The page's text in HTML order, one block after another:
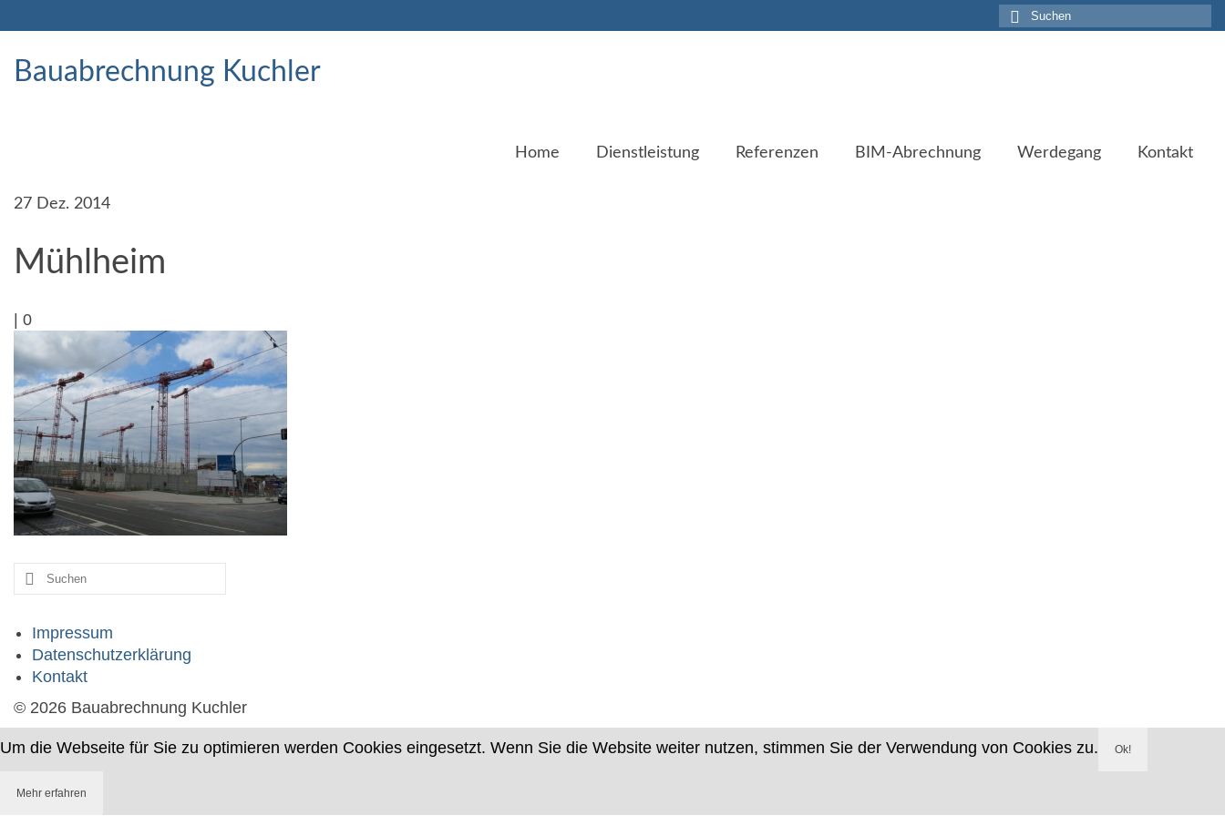
Suche
nach:
Bauabrechnung Kuchler
Home Dienstleistung Referenzen BIM-Abrechnung Werdegang Kontakt
27 Dez. 2014
Mühlheim
0
Suche
nach:
Impressum
Datenschutzerklärung
Kontakt
© 2026 Bauabrechnung Kuchler
Um die Webseite für Sie zu optimieren werden Cookies eingesetzt. Wenn Sie die Website weiter nutzen, stimmen Sie der Verwendung von Cookies zu. Ok!
Mehr erfahren